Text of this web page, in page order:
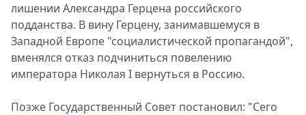
лишении Александра Герцена российского
подданства. В вину Герцену, занимавшемуся в
Западной Европе "социалистической пропагандой",
вменялся отказ подчиниться повелению
императора Николая I вернуться в Россию.
Позже Государственный Совет постановил: "Сего